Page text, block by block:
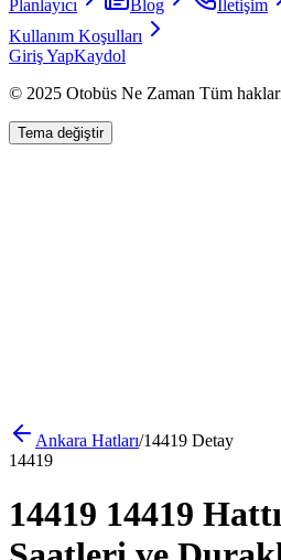
Planlayıcı
Blog İletişim
Kullanım Koşulları
Giriş YapKaydol
© 2025 Otobüs Ne Zaman Tüm hakları
Tema değiştir
Ankara Hatları/14419 Detay
14419
14419 14419